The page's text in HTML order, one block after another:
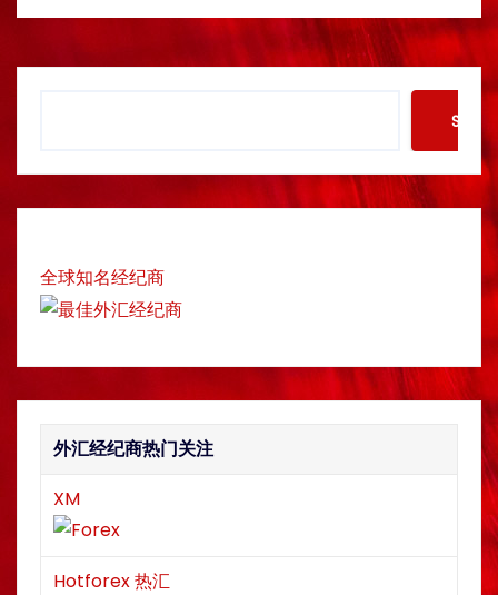
s
t
v
g
t
n
c
全球知名经纪商
外汇经纪商热门关注
XM
Hotforex 热汇